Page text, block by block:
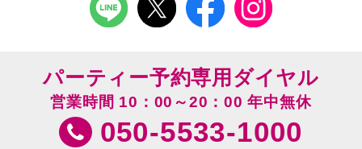
パーティー予約専用ダイヤル
営業時間 10：00～20：00 年中無休
050-5533-1000